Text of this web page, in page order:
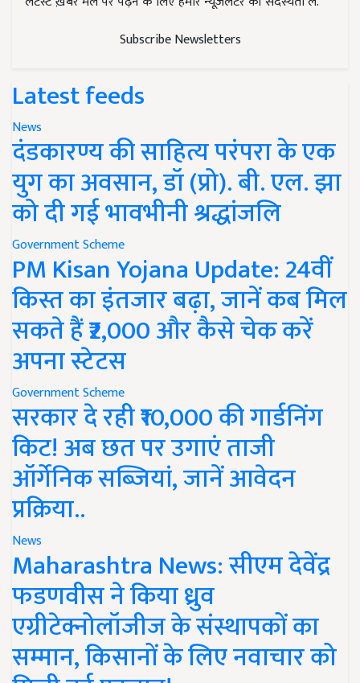
Subscribe Newsletters
Latest feeds
News
दंडकारण्य की साहित्य परंपरा के एक
युग का अवसान, डॉ (प्रो). बी. एल. झा
को दी गई भावभीनी श्रद्धांजलि
Government Scheme
PM Kisan Yojana Update: 24वीं
किस्त का इंतजार बढ़ा, जानें कब मिल
सकते हैं ₹2,000 और कैसे चेक करें
अपना स्टेटस
Government Scheme
सरकार दे रही ₹10,000 की गार्डनिंग
किट! अब छत पर उगाएं ताजी
ऑर्गेनिक सब्जियां, जानें आवेदन
प्रक्रिया..
News
Maharashtra News: सीएम देवेंद्र
फडणवीस ने किया ध्रुव
एग्रीटेक्नोलॉजीज के संस्थापकों का
सम्मान, किसानों के लिए नवाचार को